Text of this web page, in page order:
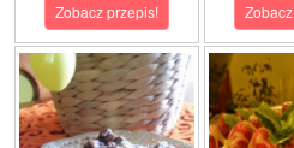
Zobacz przepis!